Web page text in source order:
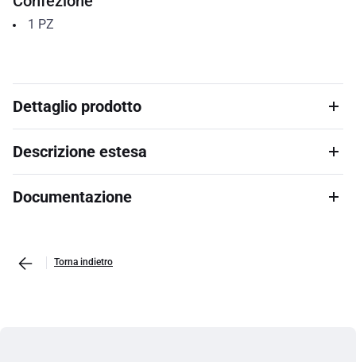
1 PZ
Dettaglio prodotto
Descrizione estesa
Documentazione
Torna indietro